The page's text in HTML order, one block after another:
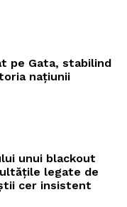
pe Gata, stabilind
națiunii
unui blackout
legate de
cer insistent